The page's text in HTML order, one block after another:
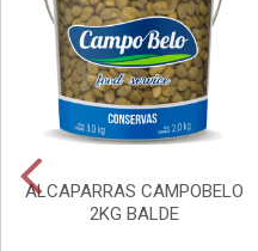
ALCAPARRAS CAMPOBELO
2KG BALDE